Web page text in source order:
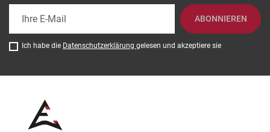
ABONNIEREN
Ich habe die Datenschutzerklärung gelesen und akzeptiere sie